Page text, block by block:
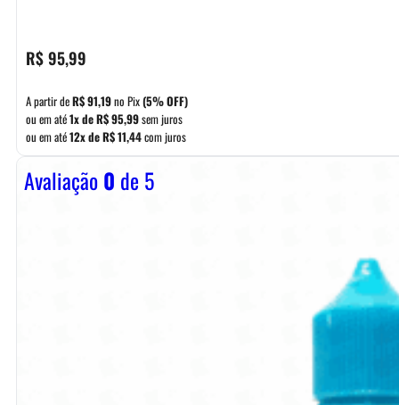
R$95,99
A partir deR$91,19no Pix(5% OFF)
ou em até1x deR$95,99sem juros
ou em até12x deR$11,44com juros
Avaliação0 de 5